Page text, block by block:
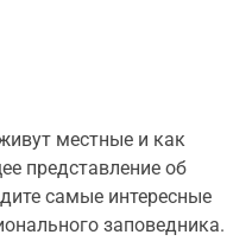
местные и как
представление об
самые интересные
заповедника.